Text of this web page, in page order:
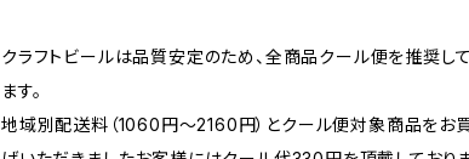
クラフトビールは品質安定のため、全商品クール便を推奨し
ます。
地域別配送料（1060円～2160円）とクール便対象商品をお